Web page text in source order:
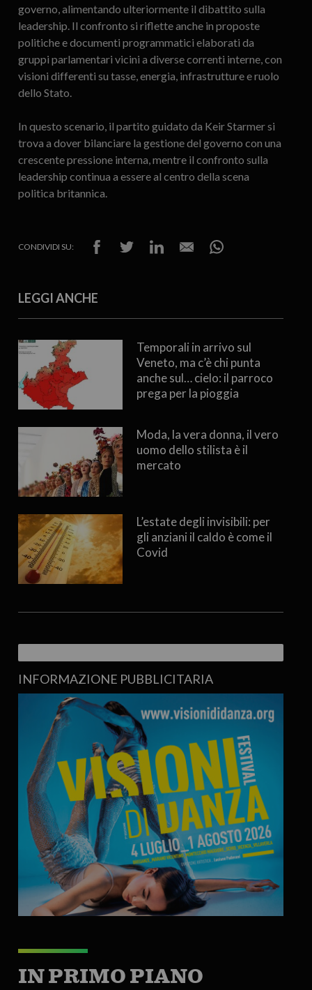
governo, alimentando ulteriormente il dibattito sulla
leadership. Il confronto si riflette anche in proposte
politiche e documenti programmatici elaborati da
gruppi parlamentari vicini a diverse correnti interne, con
visioni differenti su tasse, energia, infrastrutture e ruolo
dello Stato.
In questo scenario, il partito guidato da Keir Starmer si
trova a dover bilanciare la gestione del governo con una
crescente pressione interna, mentre il confronto sulla
leadership continua a essere al centro della scena
politica britannica.
CONDIVIDI SU:
LEGGI ANCHE
Temporali in arrivo sul
Veneto, ma c’è chi punta
anche sul… cielo: il parroco
prega per la pioggia
Moda, la vera donna, il vero
uomo dello stilista è il
mercato
L’estate degli invisibili: per
gli anziani il caldo è come il
Covid
INFORMAZIONE PUBBLICITARIA
IN PRIMO PIANO